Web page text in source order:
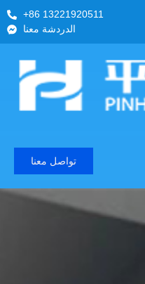
+86 13221920511
الدردشة معنا
تواصل معنا